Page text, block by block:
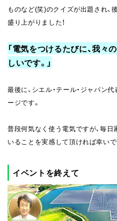
ものなど(笑)のクイズが出題され、
盛り上がりました！
「電気をつけるたびに、我
しいです。」
最後に、シエル・テール・ジャパン
ージです。
普段何気なく使う電気ですが、毎
いることを実感して頂ければ幸いで
イベントを終えて